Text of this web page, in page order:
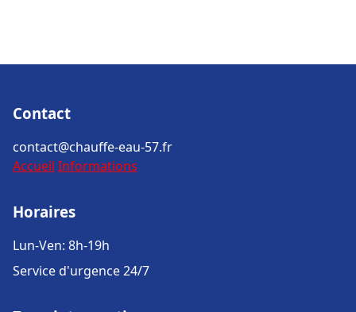
Contact
contact@chauffe-eau-57.fr
Accueil Informations
Horaires
Lun-Ven: 8h-19h
Service d'urgence 24/7